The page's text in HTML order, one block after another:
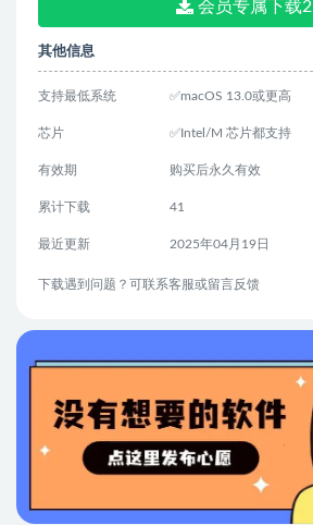
会员专属下载2
其他信息
支持最低系统 ✅macOS 13.0或更高
芯片 ✅Intel/M 芯片都支持
有效期 购买后永久有效
累计下载 41
最近更新 2025年04月19日
下载遇到问题？可联系客服或留言反馈